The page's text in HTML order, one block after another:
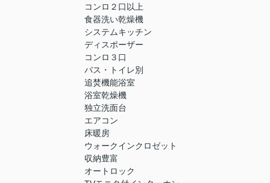
コンロ２口以上
食器洗い乾燥機
システムキッチン
ディスポーザー
コンロ３口
バス・トイレ別
追焚機能浴室
浴室乾燥機
独立洗面台
エアコン
床暖房
ウォークインクロゼット
収納豊富
オートロック